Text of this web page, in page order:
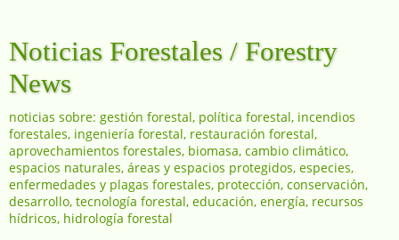
Noticias Forestales / Forestry
News
noticias sobre: gestión forestal, política forestal, incendios
forestales, ingeniería forestal, restauración forestal,
aprovechamientos forestales, biomasa, cambio climático,
espacios naturales, áreas y espacios protegidos, especies,
enfermedades y plagas forestales, protección, conservación,
desarrollo, tecnología forestal, educación, energía, recursos
hídricos, hidrología forestal